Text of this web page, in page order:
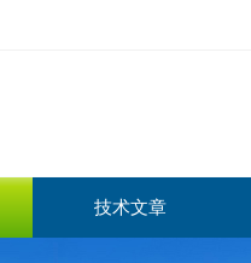
技术文章